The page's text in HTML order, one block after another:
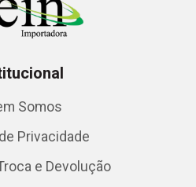
Somos
Privacidade
e Devolução